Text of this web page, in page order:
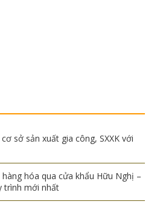
sở sản xuất gia công, SXXK với
hóa qua cửa khẩu Hữu Nghị –
trình mới nhất